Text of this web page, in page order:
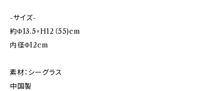
-サイズ-
約Φ13.5×H12（55)cm
内径Φ12cm
素材：シーグラス
中国製